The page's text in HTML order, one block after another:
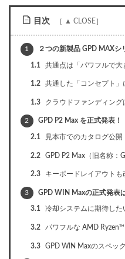
目次
1 ２つの新製品 GPD MAXシ
1.1 共通点は「パワフルで大
1.2 共通した「コンセプト」
1.3 クラウドファンディング
2 GPD P2 Max を正式発表！
2.1 見本市でのカタログ公開
2.2 GPD P2 Max（旧名称：
2.3 キーボードレイアウトも
3 GPD WIN Maxの正式発表
3.1 冷却システムに期待した
3.2 パワフルな AMD
3.3 GPD WIN Maxのスペック